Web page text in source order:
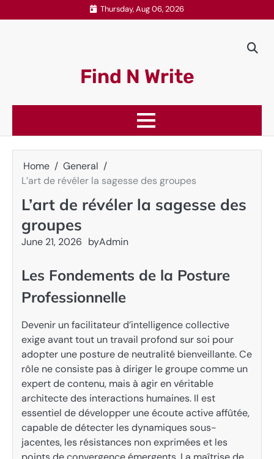
to
Thursday, Aug 06, 2026
Find N Write
Home
General
L’art de révéler la sagesse des groupes
L’art de révéler la sagesse des
groupes
June 21, 2026 byAdmin
Les Fondements de la Posture
Professionnelle
Devenir un facilitateur d’intelligence collective
exige avant tout un travail profond sur soi pour
adopter une posture de neutralité bienveillante. Ce
rôle ne consiste pas à diriger le groupe comme un
expert de contenu, mais à agir en véritable
architecte des interactions humaines. Il est
essentiel de développer une écoute active affûtée,
capable de détecter les dynamiques sous-
jacentes, les résistances non exprimées et les